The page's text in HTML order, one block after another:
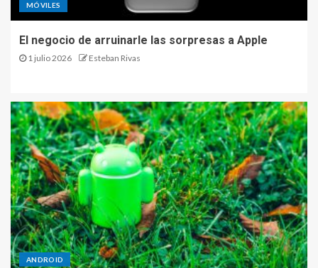
MÓVILES
El negocio de arruinarle las sorpresas a Apple
1 julio 2026 Esteban Rivas
ANDROID